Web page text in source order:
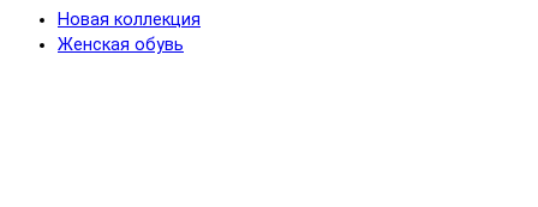
Новая коллекция
Женская обувь